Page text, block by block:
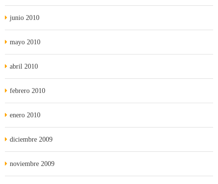
junio 2010
mayo 2010
abril 2010
febrero 2010
enero 2010
diciembre 2009
noviembre 2009